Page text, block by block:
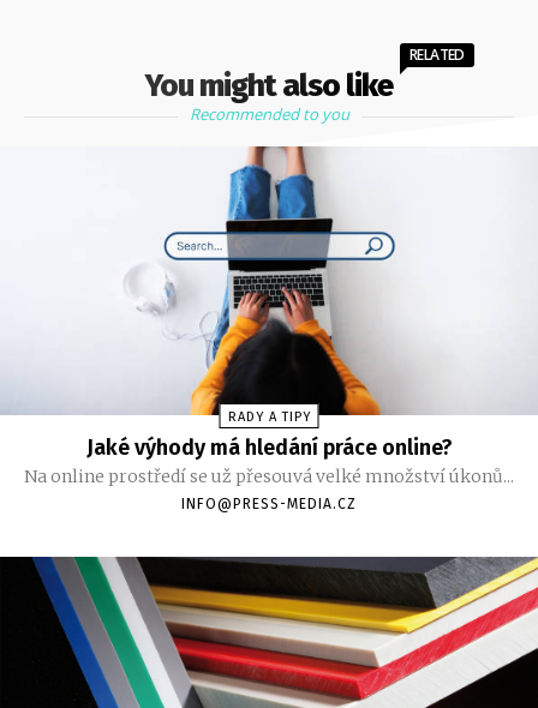
You might also like
RELATED
Recommended to you
RADY A TIPY
Jaké výhody má hledání práce online?
Na online prostředí se už přesouvá velké množství úkonů...
INFO@PRESS-MEDIA.CZ